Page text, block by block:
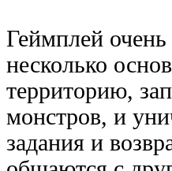
Геймплей
несколько
территорию,
монстров, и
задания и